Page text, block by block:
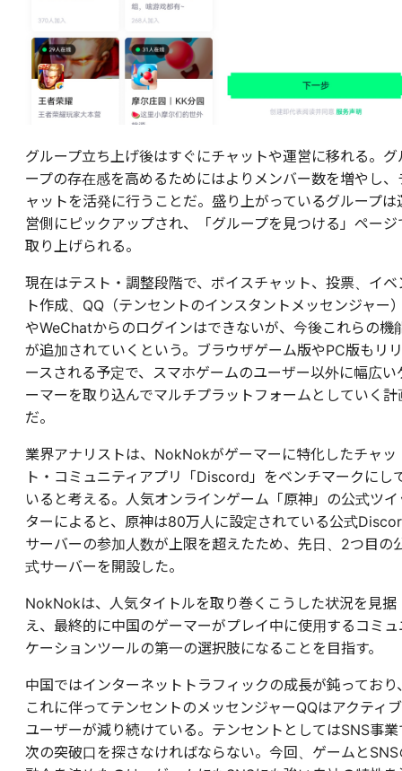
グループ立ち上げ後はすぐにチャットや運営に移れる。グ
ープの存在感を高めるためにはよりメンバー数を増やし、
ャットを活発に行うことだ。盛り上がっているグループは
営側にピックアップされ、「グループを見つける」ページ
取り上げられる。
現在はテスト・調整段階で、ボイスチャット、投票、イベ
ト作成、QQ（テンセントのインスタントメッセンジャー
やWeChatからのログインはできないが、今後これらの機
が追加されていくという。ブラウザゲーム版やPC版もリリ
ースされる予定で、スマホゲームのユーザー以外に幅広い
ーマーを取り込んでマルチプラットフォームとしていく計
だ。
業界アナリストは、NokNokがゲーマーに特化したチャッ
ト・コミュニティアプリ「Discord」をベンチマークにし
いると考える。人気オンラインゲーム「原神」の公式ツイ
ターによると、原神は80万人に設定されている公式
サーバーの参加人数が上限を超えたため、先日、2つ目の
式サーバーを開設した。
NokNokは、人気タイトルを取り巻くこうした状況を見据
え、最終的に中国のゲーマーがプレイ中に使用するコミュ
ケーションツールの第一の選択肢になることを目指す。
中国ではインターネットトラフィックの成長が鈍っており
これに伴ってテンセントのメッセンジャーQQはアクティブ
ユーザーが減り続けている。テンセントとしてはSNS事業
次の突破口を探さなければならない。今回、ゲームとSNS